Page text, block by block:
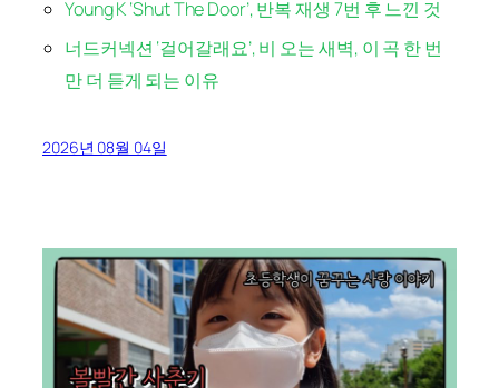
Young K ‘Shut The Door’, 반복 재생 7번 후 느낀 것
너드커넥션 ‘걸어갈래요’, 비 오는 새벽, 이 곡 한 번
만 더 듣게 되는 이유
2026년 08월 04일